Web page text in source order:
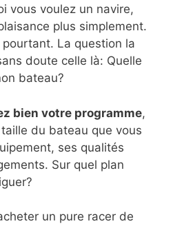
vous voulez un navire,
plus simplement.
La question la
doute celle là: Quelle
bateau?
bien votre programme,
du bateau que vous
ses qualités
Sur quel plan
un pure racer de